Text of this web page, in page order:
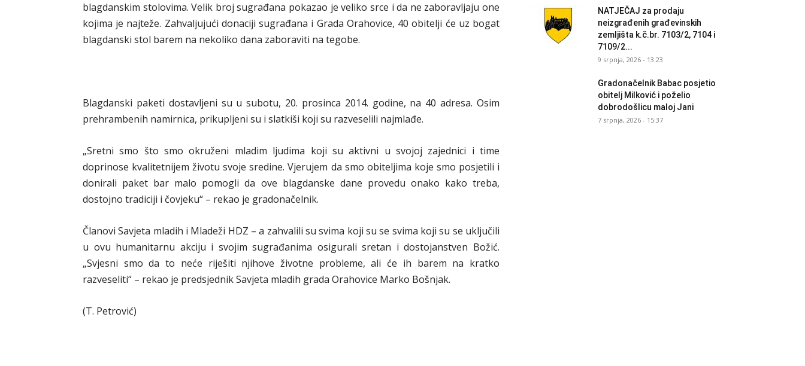
blagdanskim stolovima. Velik broj sugrađana pokazao je veliko srce i da ne zaboravljaju one
kojima je najteže. Zahvaljujući donaciji sugrađana i Grada Orahovice, 40 obitelji će uz bogat
blagdanski stol barem na nekoliko dana zaboraviti na tegobe.
Blagdanski paketi dostavljeni su u subotu, 20. prosinca 2014. godine, na 40 adresa. Osim
prehrambenih namirnica, prikupljeni su i slatkiši koji su razveselili najmlađe.
„Sretni smo što smo okruženi mladim ljudima koji su aktivni u svojoj zajednici i time
doprinose kvalitetnijem životu svoje sredine. Vjerujem da smo obiteljima koje smo posjetili i
donirali paket bar malo pomogli da ove blagdanske dane provedu onako kako treba,
dostojno tradiciji i čovjeku“ – rekao je gradonačelnik.
Članovi Savjeta mladih i Mladeži HDZ – a zahvalili su svima koji su se svima koji su se uključili
u ovu humanitarnu akciju i svojim sugrađanima osigurali sretan i dostojanstven Božić.
„Svjesni smo da to neće riješiti njihove životne probleme, ali će ih barem na kratko
razveseliti“ – rekao je predsjednik Savjeta mladih grada Orahovice Marko Bošnjak.
(T. Petrović)
NATJEČAJ za prodaju
neizgrađenih građevinskih
zemljišta k.č.br. 7103/2, 7104 i
7109/2...
9 srpnja, 2026 - 13:23
Gradonačelnik Babac posjetio
obitelj Milković i poželio
dobrodošlicu maloj Jani
7 srpnja, 2026 - 15:37